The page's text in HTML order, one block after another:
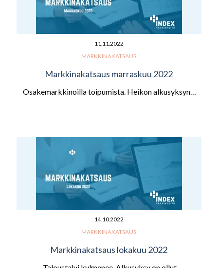
11.11.2022
MARKKINAKATSAUS
Markkinakatsaus marraskuu 2022
Osakemarkkinoilla toipumista. Heikon alkusyksyn…
14.10.2022
MARKKINAKATSAUS
Markkinakatsaus lokakuu 2022